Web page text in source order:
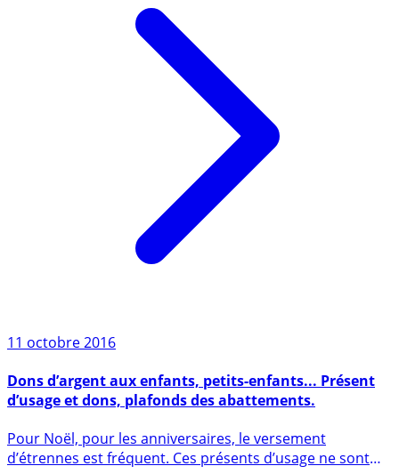
11 octobre 2016
d’usage et dons, plafonds des abattements.